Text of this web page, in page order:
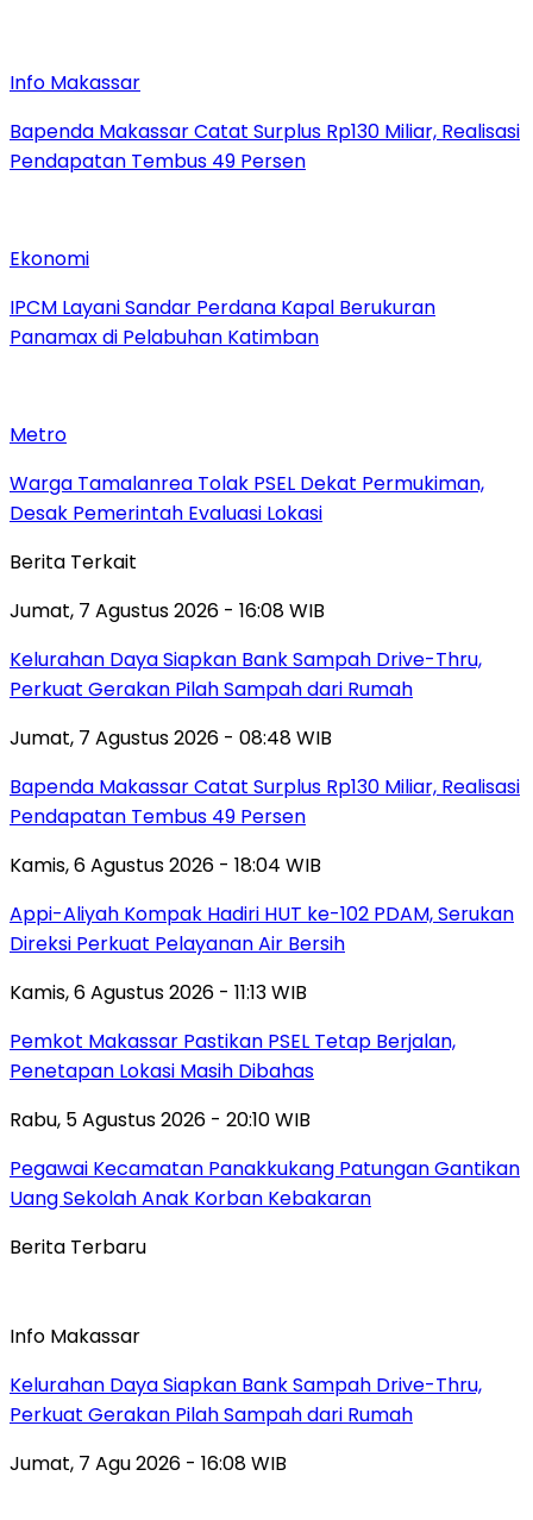
Info Makassar
Bapenda Makassar Catat Surplus Rp130 Miliar, Realisasi
Pendapatan Tembus 49 Persen
Ekonomi
IPCM Layani Sandar Perdana Kapal Berukuran
Panamax di Pelabuhan Katimban
Metro
Warga Tamalanrea Tolak PSEL Dekat Permukiman,
Desak Pemerintah Evaluasi Lokasi
Berita Terkait
Jumat, 7 Agustus 2026 - 16:08 WIB
Kelurahan Daya Siapkan Bank Sampah Drive-Thru,
Perkuat Gerakan Pilah Sampah dari Rumah
Jumat, 7 Agustus 2026 - 08:48 WIB
Bapenda Makassar Catat Surplus Rp130 Miliar, Realisasi
Pendapatan Tembus 49 Persen
Kamis, 6 Agustus 2026 - 18:04 WIB
Appi-Aliyah Kompak Hadiri HUT ke-102 PDAM, Serukan
Direksi Perkuat Pelayanan Air Bersih
Kamis, 6 Agustus 2026 - 11:13 WIB
Pemkot Makassar Pastikan PSEL Tetap Berjalan,
Penetapan Lokasi Masih Dibahas
Rabu, 5 Agustus 2026 - 20:10 WIB
Pegawai Kecamatan Panakkukang Patungan Gantikan
Uang Sekolah Anak Korban Kebakaran
Berita Terbaru
Info Makassar
Kelurahan Daya Siapkan Bank Sampah Drive-Thru,
Perkuat Gerakan Pilah Sampah dari Rumah
Jumat, 7 Agu 2026 - 16:08 WIB